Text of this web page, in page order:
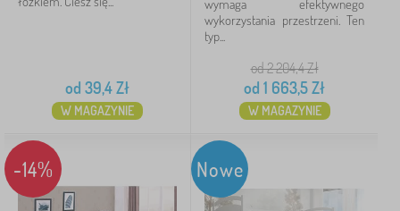
Maksymalne obciążenie
100 kg
30
120 kg
18
80 kg
od 39,4Zł
W MAGAZYNIE
wymaga efektywnego
wykorzystania przestrzeni. Ten
typ...
od 2 204,4Zł
od 1 663,5Zł
W MAGAZYNIE
-14% Nowe